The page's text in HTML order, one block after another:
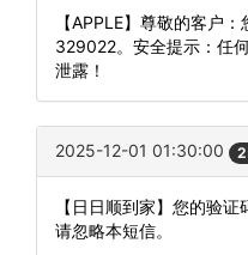
【APPLE】尊敬的客户
329022。安全提示：任
泄露！
2025-12-01 01:30:00
【日日顺到家】您的验
请忽略本短信。